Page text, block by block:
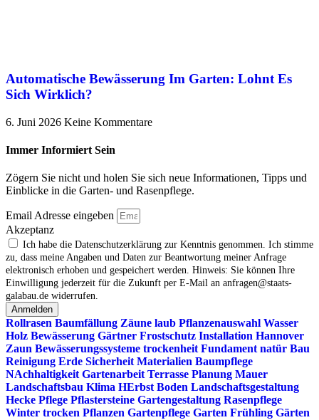
Automatische Bewässerung Im Garten: Lohnt Es
Sich Wirklich?
6. Juni 2026 Keine Kommentare
Immer Informiert Sein
Zögern Sie nicht und holen Sie sich neue Informationen, Tipps und
Einblicke in die Garten- und Rasenpflege.
Email Adresse eingeben
Akzeptanz
Ich habe die Datenschutzerklärung zur Kenntnis genommen. Ich stimme
zu, dass meine Angaben und Daten zur Beantwortung meiner Anfrage
elektronisch erhoben und gespeichert werden. Hinweis: Sie können Ihre
Einwilligung jederzeit für die Zukunft per E‑Mail an anfragen@staats-
galabau.de widerrufen.
Anmelden
Rollrasen Baumfällung Zäune laub Pflanzenauswahl Wasser
Holz Bewässerung Gärtner Frostschutz Installation Hannover
Zaun Bewässerungssysteme trockenheit Fundament natür Bau
Reinigung Erde Sicherheit Materialien Baumpflege
NAchhaltigkeit Gartenarbeit Terrasse Planung Mauer
Landschaftsbau Klima HErbst Boden Landschaftsgestaltung
Hecke Pflege Pflastersteine Gartengestaltung Rasenpflege
Winter trocken Pflanzen Gartenpflege Garten Frühling Gärten